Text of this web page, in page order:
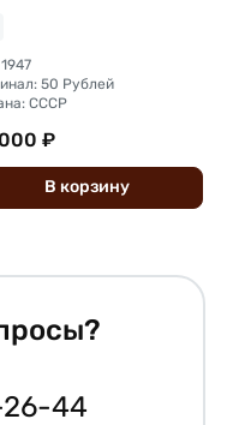
50 Рублей
СССР
₽
В корзину
44